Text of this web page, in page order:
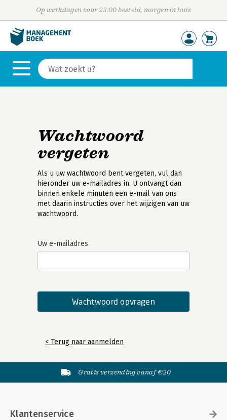
Op werkdagen voor 23:00 besteld, morgen in huis
Wachtwoord
vergeten
Als u uw wachtwoord bent vergeten, vul dan
hieronder uw e-mailadres in. U ontvangt dan
binnen enkele minuten een e-mail van ons
met daarin instructies over het wijzigen van uw
wachtwoord.
Uw e-mailadres
< Terug naar aanmelden
Gratis verzending vanaf €20
Klantenservice